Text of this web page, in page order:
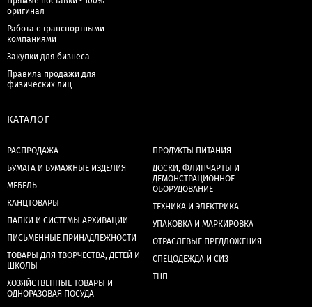
оригинал
Работа с транспортными
компаниями
Закупки для бизнеса
Правила продажи для
физических лиц
КАТАЛОГ
РАСПРОДАЖА
БУМАГА И БУМАЖНЫЕ ИЗДЕЛИЯ
МЕБЕЛЬ
КАНЦТОВАРЫ
ПАПКИ И СИСТЕМЫ АРХИВАЦИИ
ПИСЬМЕННЫЕ ПРИНАДЛЕЖНОСТИ
ТОВАРЫ ДЛЯ ТВОРЧЕСТВА, ДЕТЕЙ И
ШКОЛЫ
ХОЗЯЙСТВЕННЫЕ ТОВАРЫ И
ОДНОРАЗОВАЯ ПОСУДА
ПРОДУКТЫ ПИТАНИЯ
ДОСКИ, ФЛИПЧАРТЫ И
ДЕМОНСТРАЦИОННОЕ
ОБОРУДОВАНИЕ
ТЕХНИКА И ЭЛЕКТРИКА
УПАКОВКА И МАРКИРОВКА
ОТРАСЛЕВЫЕ ПРЕДЛОЖЕНИЯ
СПЕЦОДЕЖДА И СИЗ
ТНП